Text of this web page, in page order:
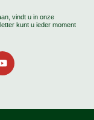
vindt u in onze
kunt u ieder moment